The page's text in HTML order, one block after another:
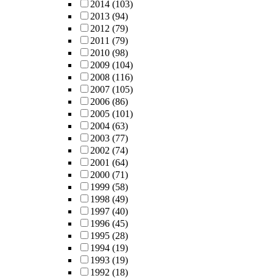
2014 (103)
2013 (94)
2012 (79)
2011 (79)
2010 (98)
2009 (104)
2008 (116)
2007 (105)
2006 (86)
2005 (101)
2004 (63)
2003 (77)
2002 (74)
2001 (64)
2000 (71)
1999 (58)
1998 (49)
1997 (40)
1996 (45)
1995 (28)
1994 (19)
1993 (19)
1992 (18)